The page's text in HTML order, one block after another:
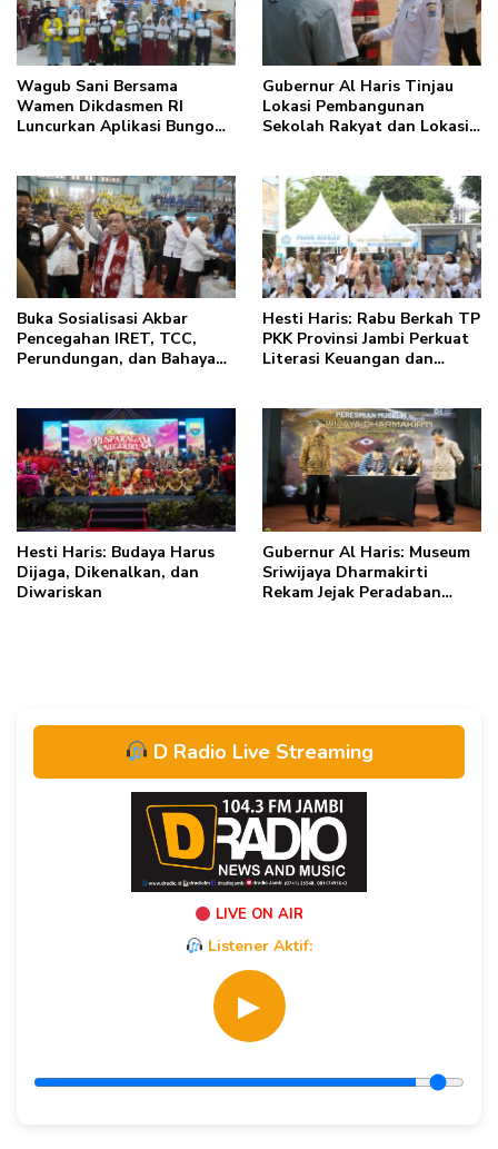
Wagub Sani Bersama
Wamen Dikdasmen RI
Luncurkan Aplikasi Bungo
Pendidikan di Jambi
Gubernur Al Haris Tinjau
Lokasi Pembangunan
Sekolah Rakyat dan Lokasi
Buka Sosialisasi Akbar
Pencegahan IRET, TCC,
Perundungan, dan Bahaya
anakku bisa jaga diri, 60%
masa depan sudah ada di
tangan”
Hesti Haris: Rabu Berkah TP
PKK Provinsi Jambi Perkuat
Literasi Keuangan dan
Hesti Haris: Budaya Harus
Dijaga, Dikenalkan, dan
Diwariskan
Gubernur Al Haris: Museum
Sriwijaya Dharmakirti
Rekam Jejak Peradaban
D Radio Live Streaming
LIVE ON AIR
Listener Aktif:
▶